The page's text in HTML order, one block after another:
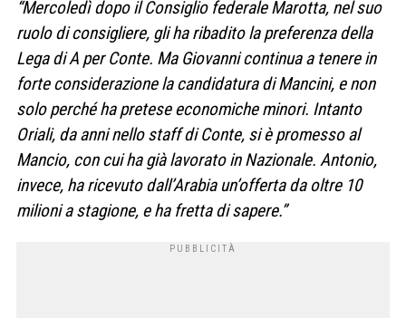
“Mercoledì dopo il Consiglio federale Marotta, nel suo
ruolo di consigliere, gli ha ribadito la preferenza della
Lega di A per Conte. Ma Giovanni continua a tenere in
forte considerazione la candidatura di Mancini, e non
solo perché ha pretese economiche minori. Intanto
Oriali, da anni nello staff di Conte, si è promesso al
Mancio, con cui ha già lavorato in Nazionale. Antonio,
invece, ha ricevuto dall’Arabia un’offerta da oltre 10
milioni a stagione, e ha fretta di sapere.”